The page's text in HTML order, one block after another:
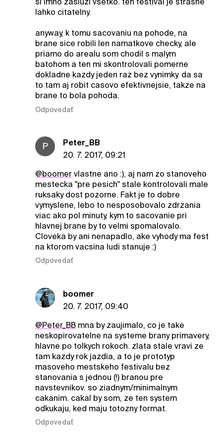
si imho zasluzi vsetko. ten festival je strasne
lahko citatelny.
anyway, k tomu sacovaniu na pohode, na
brane sice robili len namatkove checky, ale
priamo do arealu som chodil s malym
batohom a ten mi skontrolovali pomerne
dokladne kazdy jeden raz bez vynimky. da sa
to tam aj robit casovo efektivnejsie, takze na
brane to bola pohoda.
Odpovedať
P
Peter_BB
20. 7. 2017, 09:21
@boomervlastne ano :), aj nam zo stanoveho
mestecka "pre pesich" stale kontrolovali male
ruksaky dost pozorne. Fakt je to dobre
vymyslene, lebo to nesposobovalo zdrzania
viac ako pol minuty, kym to sacovanie pri
hlavnej brane by to velmi spomalovalo.
Cloveka by ani nenapadlo, ake vyhody ma fest
na ktorom vacsina ludi stanuje :)
Odpovedať
boomer
20. 7. 2017, 09:40
@Peter_BBmna by zaujimalo, co je take
neskopirovatelne na systeme brany primavery,
hlavne po tolkych rokoch. zlata stale vravi ze
tam kazdy rok jazdia, a to je prototyp
masoveho mestskeho festivalu bez
stanovania s jednou (!) branou pre
navstevnikov. so ziadnym/minimalnym
cakanim. cakal by som, ze ten system
odkukaju, ked maju totozny format.
Odpovedať